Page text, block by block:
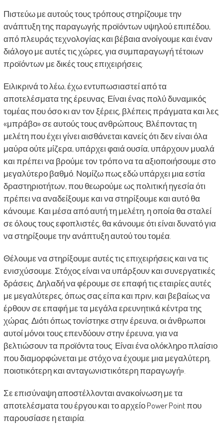
Πιστεύω με αυτούς τους τρόπους στηρίζουμε την
ανάπτυξη της παραγωγής προϊόντων υψηλού επιπέδου,
από πλευράς τεχνολογίας και βέβαια ανοίγουμε και έναν
διάλογο με αυτές τις χώρες, για συμπαραγωγή τέτοιων
προϊόντων με δικές τους επιχειρήσεις.
Ειλικρινά το λέω, έχω εντυπωσιαστεί από τα
αποτελέσματα της έρευνας. Είναι ένας πολύ δυναμικός
τομέας που όσο κι αν τον ξέρεις, βλέπεις πράγματα και λες
«μπράβο» σε αυτούς τους ανθρώπους. Βλέποντας τη
μελέτη που έχει γίνει αισθάνεται κανείς ότι δεν είναι όλα
μαύρα ούτε μίζερα, υπάρχει φαιά ουσία, υπάρχουν μυαλά
και πρέπει να βρούμε τον τρόπο να τα αξιοποιήσουμε στο
μεγαλύτερο βαθμό. Νομίζω πως εδώ υπάρχει μια εστία
δραστηριοτήτων, που θεωρούμε ως πολιτική ηγεσία ότι
πρέπει να αναδείξουμε και να στηρίξουμε και αυτό θα
κάνουμε. Και μέσα από αυτή τη μελέτη, η οποία θα σταλεί
σε όλους τους εφοπλιστές, θα κάνουμε ότι είναι δυνατό για
να στηρίξουμε την ανάπτυξη αυτού του τομέα.
Θέλουμε να στηρίξουμε αυτές τις επιχειρήσεις και να τις
ενισχύσουμε. Στόχος είναι να υπάρξουν και συνεργατικές
δράσεις. Δηλαδή να φέρουμε σε επαφή τις εταιρίες αυτές
με μεγαλύτερες, όπως σας είπα και πριν, και βεβαίως να
έρθουν σε επαφή με τα μεγάλα ερευνητικά κέντρα της
χώρας. Διότι όπως τονίστηκε στην έρευνα, οι άνθρωποι
αυτοί μόνοι τους επενδύουν στην έρευνα, για να
βελτιώσουν τα προϊόντα τους. Είναι ένα ολόκληρο πλαίσιο
που διαμορφώνεται με στόχο να έχουμε μια μεγαλύτερη,
ποιοτικότερη και ανταγωνιστικότερη παραγωγή».
Σε επισύναψη αποστέλλονται ανακοίνωση με τα
αποτελέσματα του έργου και το αρχείο Power Point που
παρουσίασε η εταιρία.